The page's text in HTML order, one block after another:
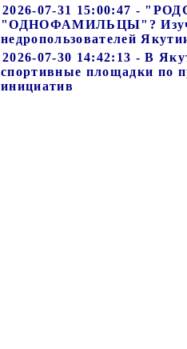
2026-07-31 15:00:47 -
"ОДНОФАМИЛЬЦЫ"?
недропользователей
2026-07-30 14:42:13 - В
спортивные площадки по
инициатив